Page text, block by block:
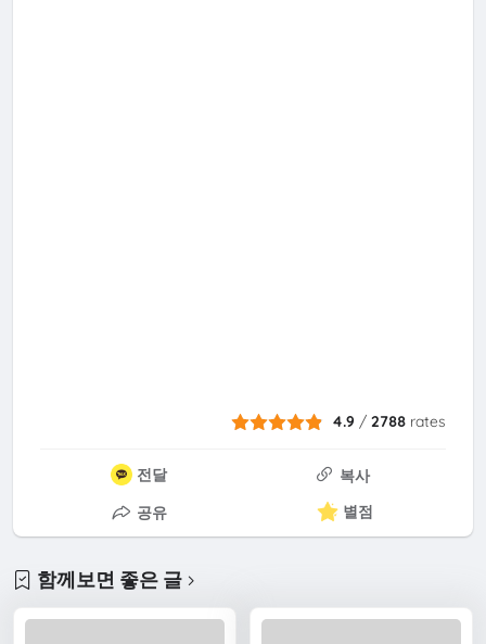
4.9 /2788 rates
전달
복사
공유
별점
함께보면 좋은 글